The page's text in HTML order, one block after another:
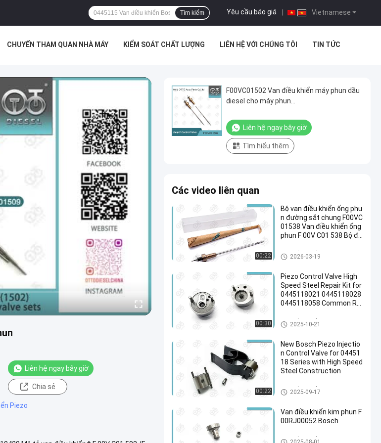
Vietnamese
Yêu cầu báo giá
Tìm kiếm
CHUYẾN THAM QUAN NHÀ MÁY KIỂM SOÁT CHẤT LƯỢNG LIÊN HỆ VỚI CHÚNG TÔI TIN TỨC
Liên hệ ngay bây giờ
Chia sẻ
Piezo
F00VC01502 Van điều khiển máy phun dầu
diesel cho máy phun
Liên hệ ngay bây giờ
Tìm hiểu thêm
Các video liên quan
00:22
Bộ van điều khiển ống phu
n đường sắt chung F00VC
01538 Van điều khiển ống
phun F 00V C01 538 Bộ đồ
53/ 654 Ứng dụng JAGUA
R
Van điều khiển vòi phun Bosc
h
2026-03-19
00:30
Piezo Control Valve High
Speed Steel Repair Kit for
0445118021 0445118028
0445118058 Common Rai
Van điều khiển vòi phun Bosc
h
2025-10-21
00:22
New Bosch Piezo Injectio
n Control Valve for 04451
18 Series with High Speed
Steel Construction
Van điều khiển vòi phun Bosc
h
2025-09-17
Van điều khiển kim phun F
00RJ00052 Bosch
Van điều khiển vòi phun Bosc